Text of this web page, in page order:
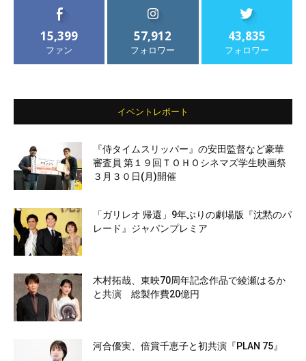
15,399
ファン
57,912
フォロワー
43,835
フォロワー
イベントレポート
『侍タイムスリッパー』の安田監督など豪華
審査員 第１９回ＴＯＨＯシネマズ学生映画祭
３月３０日(月)開催
「ガリレオ 帰還」9年ぶりの劇場版『沈黙のパ
レード』ジャパンプレミア
木村拓哉、東映70周年記念作品で綾瀬はるか
と共演 総製作費20億円
河合優実、倍賞千恵子と初共演『PLAN 75』